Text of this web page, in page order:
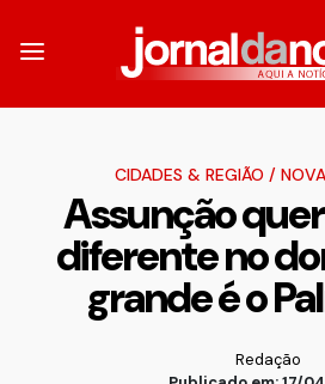
CIDADES & REGIÃO /
Assunção
diferente no
grande é o
Redação